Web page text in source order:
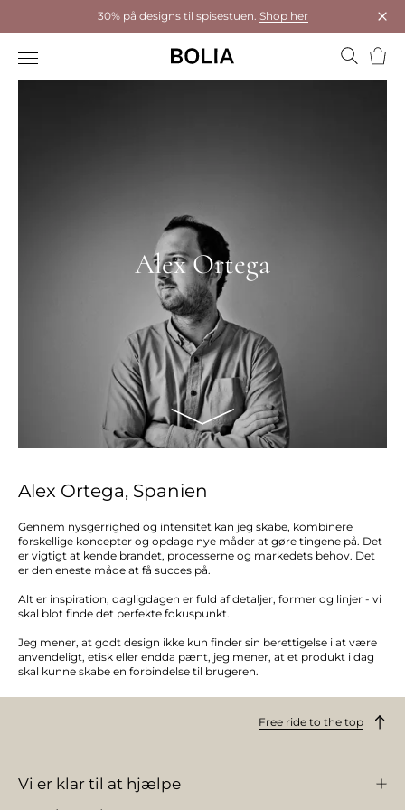
30% på designs til spisestuen. Shop her
Kurv
Alex Ortega
Alex Ortega, Spanien
Gennem nysgerrighed og intensitet kan jeg skabe, kombinere
forskellige koncepter og opdage nye måder at gøre tingene på. Det
er vigtigt at kende brandet, processerne og markedets behov. Det
er den eneste måde at få succes på.
Alt er inspiration, dagligdagen er fuld af detaljer, former og linjer - vi
skal blot finde det perfekte fokuspunkt.
Jeg mener, at godt design ikke kun finder sin berettigelse i at være
anvendeligt, etisk eller endda pænt, jeg mener, at et produkt i dag
skal kunne skabe en forbindelse til brugeren.
Free ride to the top
Vi er klar til at hjælpe